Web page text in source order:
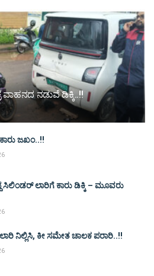
ವಾಹನದ ನಡುವೆ ಡಿಕ್ಕಿ..!!
ಜಖಂ..!!
ಸಿಲಿಂಡರ್ ಲಾರಿಗೆ ಕಾರು ಡಿಕ್ಕಿ – ಮೂವರು
ಲಾರಿ ನಿಲ್ಲಿಸಿ, ಕೀ ಸಮೇತ ಚಾಲಕ ಪರಾರಿ..!!